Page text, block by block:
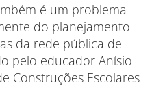
é um problema
do planejamento
da rede pública de
pelo educador Anísio
Construções Escolares